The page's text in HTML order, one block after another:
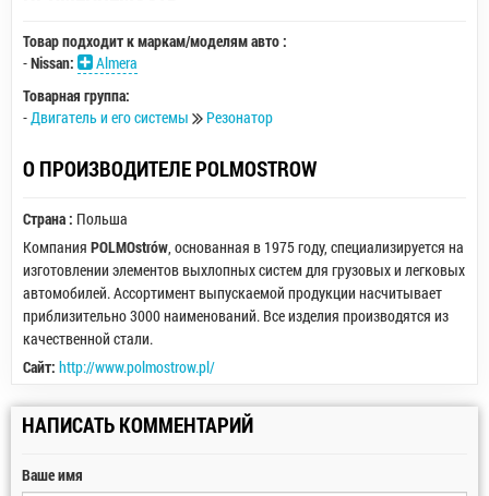
Товар подходит к маркам/моделям авто :
-Nissan:
Almera
Товарная группа:
-Двигатель и его системы Резонатор
О ПРОИЗВОДИТЕЛЕ POLMOSTROW
Страна : Польша
Компания POLMOstrów, основанная в 1975 году, специализируется на
изготовлении элементов выхлопных систем для грузовых и легковых
автомобилей. Ассортимент выпускаемой продукции насчитывает
приблизительно 3000 наименований. Все изделия производятся из
качественной стали.
Сайт: http://www.polmostrow.pl/
НАПИСАТЬ КОММЕНТАРИЙ
Ваше имя